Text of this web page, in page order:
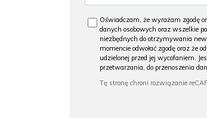
Oświadczam, że wyrażam zgodę
danych osobowych oraz wszelkie
niezbędnych do otrzymywania
momencie odwołać zgodę oraz że
udzielonej przed jej wycofaniem.
przetwarzania, do przenoszenia